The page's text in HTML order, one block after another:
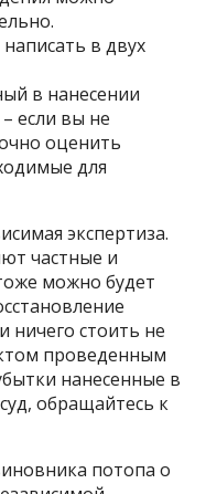
в двух
в нанесении
если вы не
оценить
для
экспертиза.
частные и
можно будет
ничего стоить не
проведенным
нанесенные в
обращайтесь к
потопа о